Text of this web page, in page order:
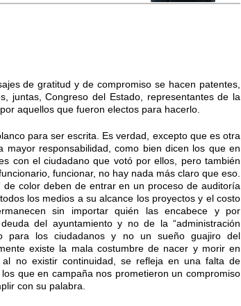
de gratitud y de compromiso se hacen patentes,
juntas, Congreso del Estado, representantes de la
aquellos que fueron electos para hacerlo.
para ser escrita. Es verdad, excepto que es otra
responsabilidad, como bien dicen los que en
con el ciudadano que votó por ellos, pero también
funcionar, no hay nada más claro que eso.
de color deben de entrar en un proceso de auditoría
los medios a su alcance los proyectos y el costo
sin importar quién las encabece y por
del ayuntamiento y no de la “administración
para los ciudadanos y no un sueño guajiro del
existe la mala costumbre de nacer y morir en
no existir continuidad, se refleja en una falta de
que en campaña nos prometieron un compromiso
con su palabra.